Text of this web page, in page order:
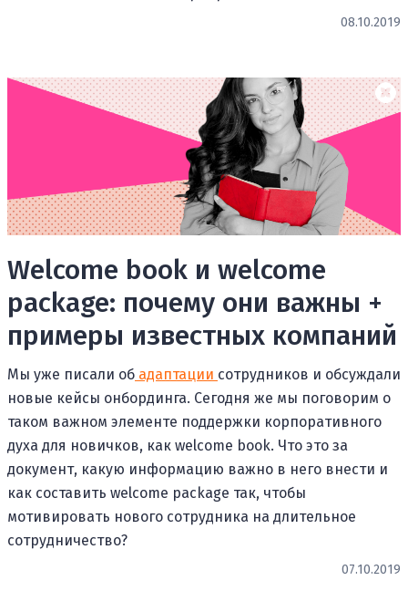
08.10.2019
Welcome book и welcome
package: почему они важны +
примеры известных компаний
Мы уже писали об адаптации сотрудников и обсуждали
новые кейсы онбординга. Сегодня же мы поговорим о
таком важном элементе поддержки корпоративного
духа для новичков, как welcome book. Что это за
документ, какую информацию важно в него внести и
как составить welcome package так, чтобы
мотивировать нового сотрудника на длительное
сотрудничество?
07.10.2019